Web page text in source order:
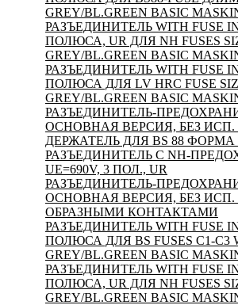
GREY/BL.GREEN BASIC
РАЗЪЕДИНИТЕЛЬ WITH FUSE IN
ПОЛЮСА, UR ДЛЯ NH FUSES
GREY/BL.GREEN BASIC
РАЗЪЕДИНИТЕЛЬ WITH FUSE IN
ПОЛЮСА ДЛЯ LV HRC FUSE
GREY/BL.GREEN BASIC
РАЗЪЕДИНИТЕЛЬ-
ОСНОВНАЯ ВЕРСИЯ, БЕЗ
ДЕРЖАТЕЛЬ ДЛЯ BS 88 ФОРМА
РАЗЪЕДИНИТЕЛЬ С NH-
UE=690V, 3 ПОЛ., UR
РАЗЪЕДИНИТЕЛЬ-
ОСНОВНАЯ ВЕРСИЯ, БЕЗ
ОБРАЗНЫМИ КОНТАКТАМИ
РАЗЪЕДИНИТЕЛЬ WITH FUSE IN
ПОЛЮСА ДЛЯ BS FUSES C1-C3
GREY/BL.GREEN BASIC
РАЗЪЕДИНИТЕЛЬ WITH FUSE IN
ПОЛЮСА, UR ДЛЯ NH FUSES
GREY/BL.GREEN BASIC